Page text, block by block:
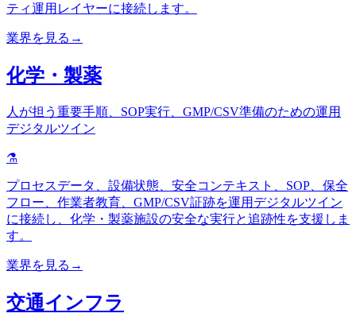
ティ運用レイヤーに接続します。
業界を見る →
化学・製薬
人が担う重要手順、SOP実行、GMP/CSV準備のための運用
デジタルツイン
⚗️
プロセスデータ、設備状態、安全コンテキスト、SOP、保全
フロー、作業者教育、GMP/CSV証跡を運用デジタルツイン
に接続し、化学・製薬施設の安全な実行と追跡性を支援しま
す。
業界を見る →
交通インフラ